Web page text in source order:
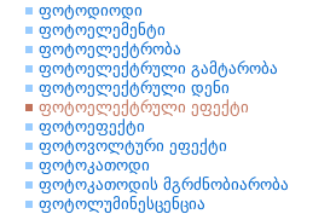
ფოტოდიოდი
ფოტოელემენტი
ფოტოელექტრობა
ფოტოელექტრული გამტარობა
ფოტოელექტრული დენი
ფოტოელექტრული ეფექტი
ფოტოეფექტი
ფოტოვოლტური ეფექტი
ფოტოკათოდი
ფოტოკათოდის მგრძნობიარობა
ფოტოლუმინესცენცია